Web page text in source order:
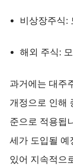
비상장주식:
해외 주식:
과거에는 대주
개정으로 인해
준으로 적용됩
세가 도입될 예
있어 지속적으